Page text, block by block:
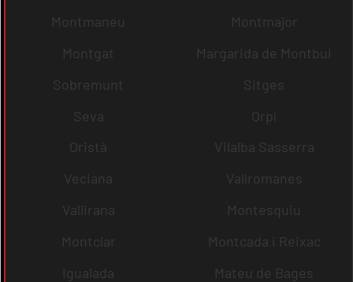
Montmaneu
Montmajor
Montgat
Margarida de Montbui
Sobremunt
Sitges
Seva
Orpí
Oristà
Vilalba Sasserra
Veciana
Vallromanes
Vallirana
Montesquiu
Montclar
Montcada i Reixac
Igualada
Mateu de Bages